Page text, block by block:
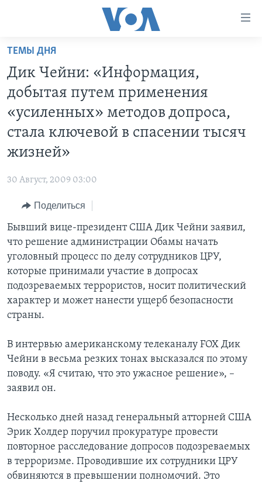
Перейти
основной
контент
основной
навигации
ПРОГРАММЫ
ДЕТАЛИ
НЬЮ-ЙОРК NEW YORK
АМЕРИКА. БОЛЬШОЕ ПУТЕШЕСТВИЕ
НАША АМЕРИКАНСКАЯ ИСТОРИЯ
АМЕРИКАНСКИЕ ГОРОДКИ
ТЕСТЫ
ИНТЕРВЬЮ
ЗА СВОБОДУ ПРЕССЫ
УЧИМ АНГЛИЙСКИЙ
ВИДЕО
ПОДПИСКА НА НОВОСТИ
Learning English
СОЦИАЛЬНЫЕ СЕТИ
Языки
ТЕМЫ ДНЯ
Дик Чейни: «Информация,
добытая путем применения
«усиленных» методов допроса,
стала ключевой в спасении тысяч
жизней»
30 Август, 2009 03:00
Поделиться
Бывший вице-президент США Дик Чейни заявил,
что решение администрации Обамы начать
уголовный процесс по делу сотрудников ЦРУ,
которые принимали участие в допросах
подозреваемых террористов, носит политический
характер и может нанести ущерб безопасности
страны.
В интервью американскому телеканалу FOX Дик
Чейни в весьма резких тонах высказался по этому
поводу. «Я считаю, что это ужасное решение», –
заявил он.
Несколько дней назад генеральный атторней США
Эрик Холдер поручил прокуратуре провести
повторное расследование допросов подозреваемых
в терроризме. Проводившие их сотрудники ЦРУ
обвиняются в превышении полномочий. Это